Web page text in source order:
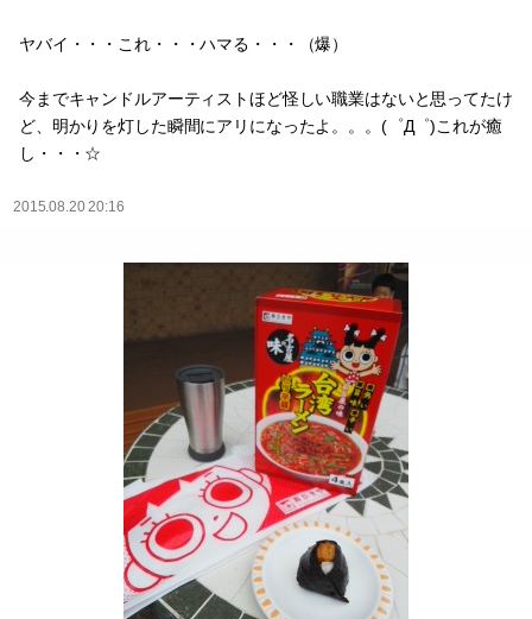
ヤバイ・・・これ・・・ハマる・・・（爆）
今までキャンドルアーティストほど怪しい職業はないと思ってたけ
ど、明かりを灯した瞬間にアリになったよ。。。(゜Д゜)これが癒
し・・・☆
2015.08.20 20:16